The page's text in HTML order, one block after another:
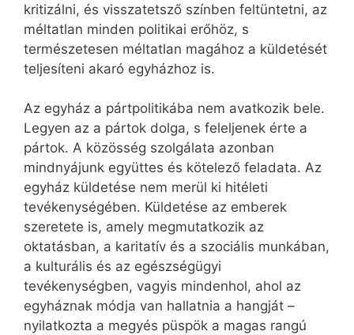
kritizálni, és visszatetsző színben feltüntetni, az
méltatlan minden politikai erőhöz, s
természetesen méltatlan magához a küldetését
teljesíteni akaró egyházhoz is.
Az egyház a pártpolitikába nem avatkozik bele.
Legyen az a pártok dolga, s feleljenek érte a
pártok. A közösség szolgálata azonban
mindnyájunk együttes és kötelező feladata. Az
egyház küldetése nem merül ki hitéleti
tevékenységében. Küldetése az emberek
szeretete is, amely megmutatkozik az
oktatásban, a karitatív és a szociális munkában,
a kulturális és az egészségügyi
tevékenységben, vagyis mindenhol, ahol az
egyháznak módja van hallatnia a hangját –
nyilatkozta a megyés püspök a magas rangú